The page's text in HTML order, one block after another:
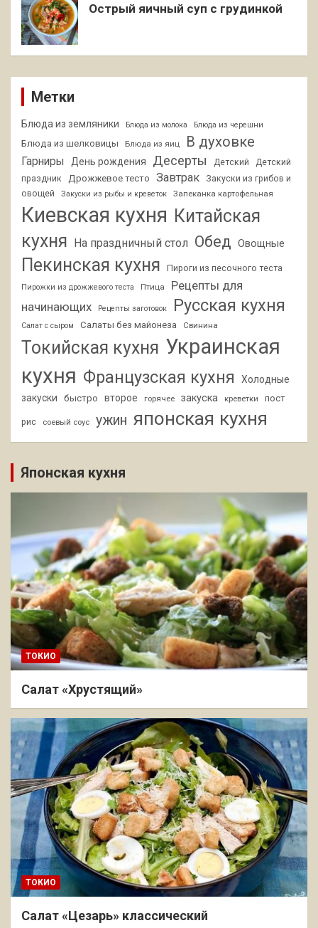
Острый яичный суп с грудинкой
Метки
Блюда из земляники Блюда из молока Блюда из черешни
Блюда из шелковицы Блюда из яиц В духовке
Гарниры День рождения Десерты Детский
Детский
праздник
Дрожжевое тесто Завтрак
Закуски из грибов и
овощей
Закуски из рыбы и креветок Запеканка картофельная
Киевская кухня Китайская
кухня На праздничный стол Обед Овощные
Пекинская кухня Пироги из песочного теста
Пирожки из дрожжевого теста Птица
Рецепты для
начинающих
Рецепты заготовок Русская кухня
Салат с сыром Салаты без майонеза Свинина
Токийская кухня Украинская
кухня Французская кухня
Холодные
закуски
быстро второе горячее закуска креветки пост
рис соевый соус ужин японская кухня
Японская кухня
ТОКИО
Салат «Хрустящий»
ТОКИО
Салат «Цезарь» классический